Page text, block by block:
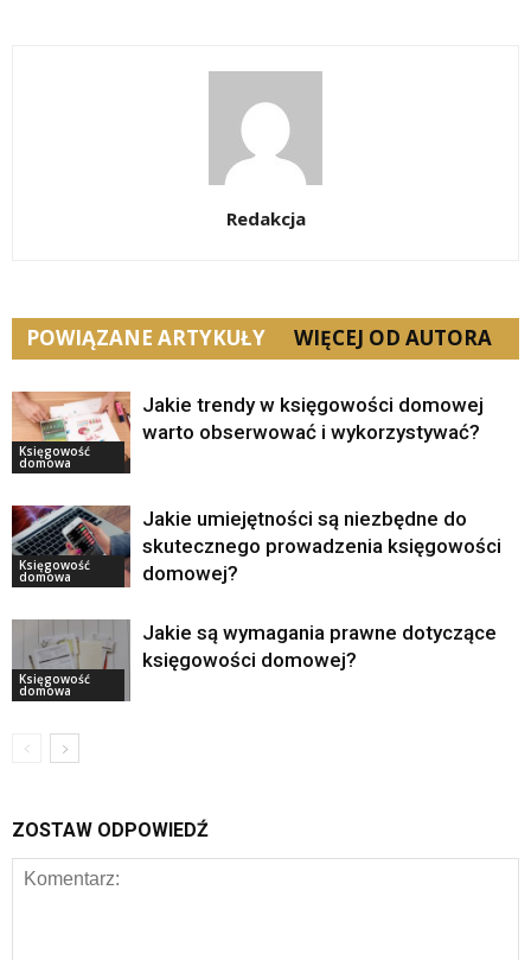
Redakcja
POWIĄZANE ARTYKUŁY WIĘCEJ OD AUTORA
Księgowość
domowa
Jakie trendy w księgowości domowej
warto obserwować i wykorzystywać?
Księgowość
domowa
Jakie umiejętności są niezbędne do
skutecznego prowadzenia księgowości
domowej?
Księgowość
domowa
Jakie są wymagania prawne dotyczące
księgowości domowej?
ZOSTAW ODPOWIEDŹ